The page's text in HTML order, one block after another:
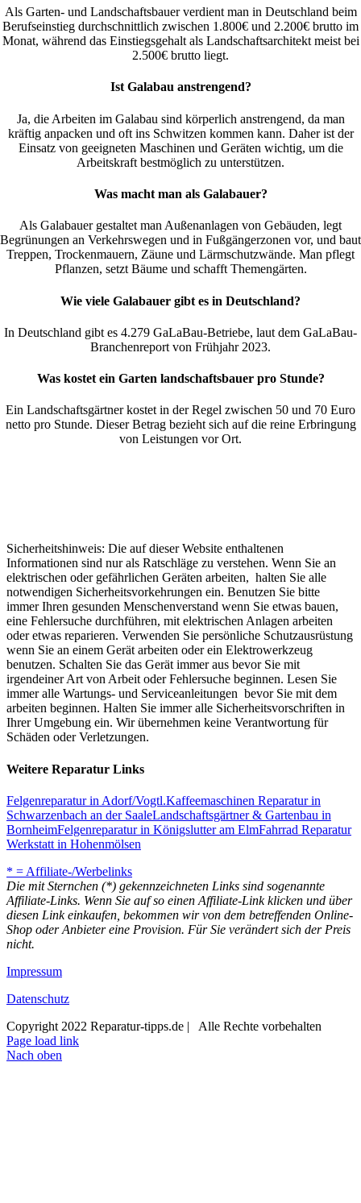
Als Garten- und Landschaftsbauer verdient man in Deutschland beim
Berufseinstieg durchschnittlich zwischen 1.800€ und 2.200€ brutto im
Monat, während das Einstiegsgehalt als Landschaftsarchitekt meist bei
2.500€ brutto liegt.
Ist Galabau anstrengend?
Ja, die Arbeiten im Galabau sind körperlich anstrengend, da man
kräftig anpacken und oft ins Schwitzen kommen kann. Daher ist der
Einsatz von geeigneten Maschinen und Geräten wichtig, um die
Arbeitskraft bestmöglich zu unterstützen.
Was macht man als Galabauer?
Als Galabauer gestaltet man Außenanlagen von Gebäuden, legt
Begrünungen an Verkehrswegen und in Fußgängerzonen vor, und baut
Treppen, Trockenmauern, Zäune und Lärmschutzwände. Man pflegt
Pflanzen, setzt Bäume und schafft Themengärten.
Wie viele Galabauer gibt es in Deutschland?
In Deutschland gibt es 4.279 GaLaBau-Betriebe, laut dem GaLaBau-
Branchenreport von Frühjahr 2023.
Was kostet ein Garten landschaftsbauer pro Stunde?
Ein Landschaftsgärtner kostet in der Regel zwischen 50 und 70 Euro
netto pro Stunde. Dieser Betrag bezieht sich auf die reine Erbringung
von Leistungen vor Ort.
Sicherheitshinweis: Die auf dieser Website enthaltenen
Informationen sind nur als Ratschläge zu verstehen. Wenn Sie an
elektrischen oder gefährlichen Geräten arbeiten, halten Sie alle
notwendigen Sicherheitsvorkehrungen ein. Benutzen Sie bitte
immer Ihren gesunden Menschenverstand wenn Sie etwas bauen,
eine Fehlersuche durchführen, mit elektrischen Anlagen arbeiten
oder etwas reparieren. Verwenden Sie persönliche Schutzausrüstung
wenn Sie an einem Gerät arbeiten oder ein Elektrowerkzeug
benutzen. Schalten Sie das Gerät immer aus bevor Sie mit
irgendeiner Art von Arbeit oder Fehlersuche beginnen. Lesen Sie
immer alle Wartungs- und Serviceanleitungen bevor Sie mit dem
arbeiten beginnen. Halten Sie immer alle Sicherheitsvorschriften in
Ihrer Umgebung ein. Wir übernehmen keine Verantwortung für
Schäden oder Verletzungen.
Weitere Reparatur Links
Felgenreparatur in Adorf/Vogtl.Kaffeemaschinen Reparatur in
Schwarzenbach an der SaaleLandschaftsgärtner & Gartenbau in
BornheimFelgenreparatur in Königslutter am ElmFahrrad Reparatur
Werkstatt in Hohenmölsen
* = Affiliate-/Werbelinks
Die mit Sternchen (*) gekennzeichneten Links sind sogenannte
Affiliate-Links. Wenn Sie auf so einen Affiliate-Link klicken und über
diesen Link einkaufen, bekommen wir von dem betreffenden Online-
Shop oder Anbieter eine Provision. Für Sie verändert sich der Preis
nicht.
Impressum
Datenschutz
Copyright 2022 Reparatur-tipps.de | Alle Rechte vorbehalten
Page load link
Nach oben